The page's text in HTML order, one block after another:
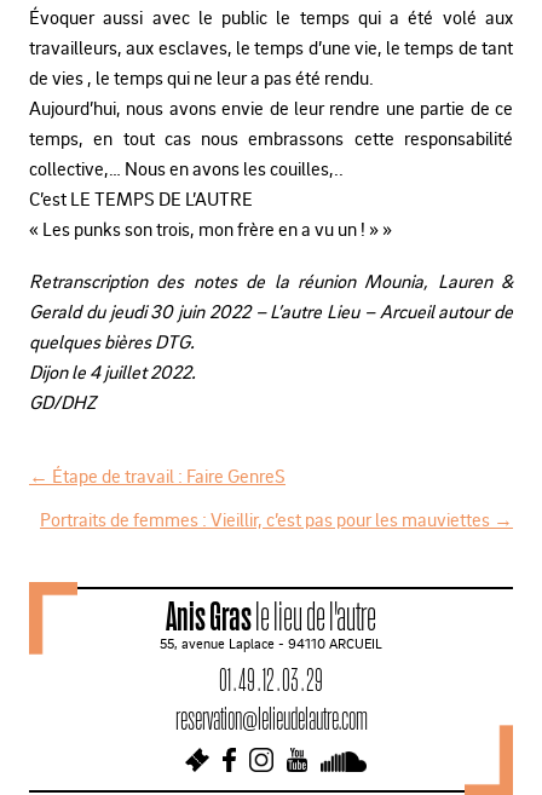
Évoquer aussi avec le public le temps qui a été volé aux
travailleurs, aux esclaves, le temps d’une vie, le temps de tant
de vies , le temps qui ne leur a pas été rendu.
Aujourd’hui, nous avons envie de leur rendre une partie de ce
temps, en tout cas nous embrassons cette responsabilité
collective,… Nous en avons les couilles,..
C’est LE TEMPS DE L’AUTRE
« Les punks son trois, mon frère en a vu un ! » »
Retranscription des notes de la réunion Mounia, Lauren &
Gerald du jeudi 30 juin 2022 – L’autre Lieu – Arcueil autour de
quelques bières DTG.
Dijon le 4 juillet 2022.
GD/DHZ
N
v
g
← Étape de travail : Faire GenreS
Portraits de femmes : Vieillir, c’est pas pour les mauviettes →
Anis Grasle lieu de l'autre
55, avenue Laplace - 94110 ARCUEIL
01 . 49 . 12 . 03 . 29
reservation@lelieudelautre.com